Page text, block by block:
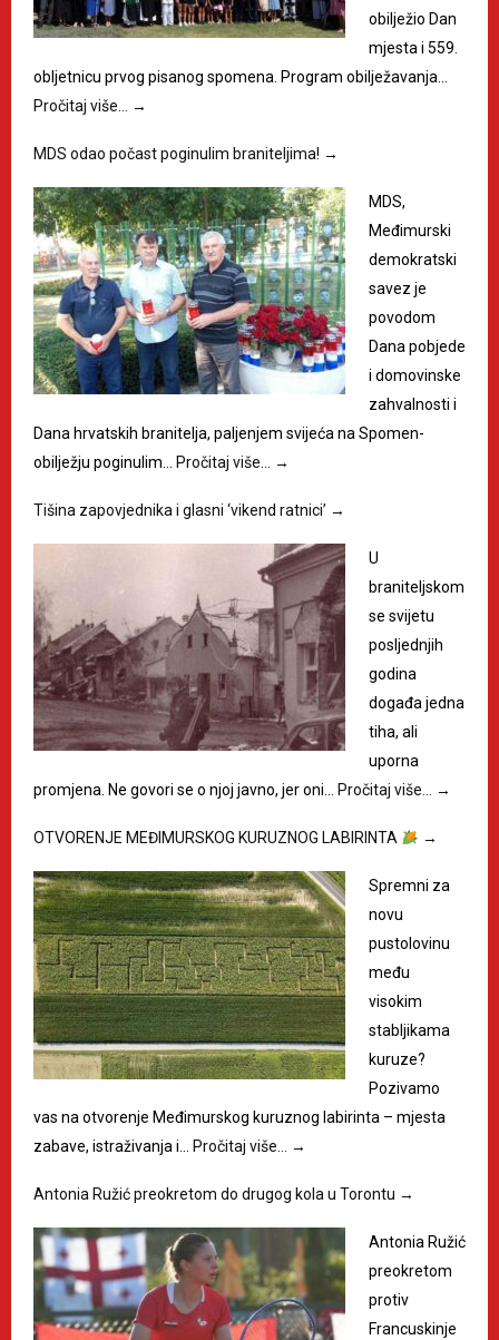
obilježio Dan
mjesta i 559.
obljetnicu prvog pisanog spomena. Program obilježavanja…
Pročitaj više… →
MDS odao počast poginulim braniteljima! →
MDS,
Međimurski
demokratski
savez je
povodom
Dana pobjede
i domovinske
zahvalnosti i
Dana hrvatskih branitelja, paljenjem svijeća na Spomen-
obilježju poginulim… Pročitaj više… →
Tišina zapovjednika i glasni ‘vikend ratnici’ →
U
braniteljskom
se svijetu
posljednjih
godina
događa jedna
tiha, ali
uporna
promjena. Ne govori se o njoj javno, jer oni… Pročitaj više… →
OTVORENJE MEĐIMURSKOG KURUZNOG LABIRINTA →
Spremni za
novu
pustolovinu
među
visokim
stabljikama
kuruze?
Pozivamo
vas na otvorenje Međimurskog kuruznog labirinta – mjesta
zabave, istraživanja i… Pročitaj više… →
Antonia Ružić preokretom do drugog kola u Torontu →
Antonia Ružić
preokretom
protiv
Francuskinje